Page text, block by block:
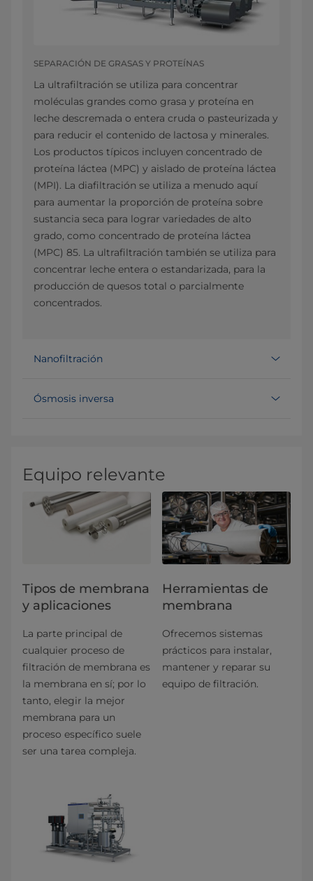
SEPARACIÓN DE GRASAS Y PROTEÍNAS
La ultrafiltración se utiliza para concentrar
moléculas grandes como grasa y proteína en
leche descremada o entera cruda o pasteurizada y
para reducir el contenido de lactosa y minerales.
Los productos típicos incluyen concentrado de
proteína láctea (MPC) y aislado de proteína láctea
(MPI). La diafiltración se utiliza a menudo aquí
para aumentar la proporción de proteína sobre
sustancia seca para lograr variedades de alto
grado, como concentrado de proteína láctea
(MPC) 85. La ultrafiltración también se utiliza para
concentrar leche entera o estandarizada, para la
producción de quesos total o parcialmente
concentrados.
Nanofiltración
Ósmosis inversa
Equipo relevante
​​​​​​​​​​​​​​​​​​​​​​​​​​​​​​​​Tipos de membrana
y aplicaciones​
La parte principal de
cualquier proceso de
filtración de membrana es
la membrana en sí; por lo
tanto, elegir la mejor
membrana para un
proceso específico suele
ser una tarea compleja.
Herramientas de
membrana
Ofrecemos sistemas
prácticos para instalar,
mantener y reparar su
equipo de filtración.